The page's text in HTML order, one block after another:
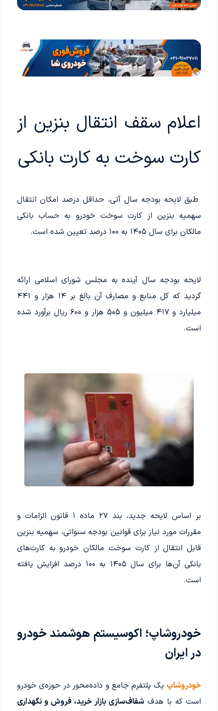
اعلام سقف انتقال بنزین از
کارت سوخت به کارت بانکی
طبق لایحه بودجه سال آتی، حداقل درصد امکان انتقال
سهمیه بنزین از کارت سوخت خودرو به حساب بانکی
مالکان برای سال ۱۴۰۵ به ۱۰۰ درصد تعیین شده است.
لایحه بودجه سال آینده به مجلس شورای اسلامی ارائه
گردید که کل منابع و مصارف آن بالغ بر ۱۴ هزار و ۴۴۱
میلیارد و ۴۱۷ میلیون و ۵۰۵ هزار و ۶۰۰ ریال برآورد شده
است.
بر اساس لایحه جدید، بند ۲۷ ماده ۱ قانون الزامات و
مقررات مورد نیاز برای قوانین بودجه سنواتی، سهمیه بنزین
قابل انتقال از کارت سوخت مالکان خودرو به کارت‌های
بانکی آن‌ها برای سال ۱۴۰۵ به ۱۰۰ درصد افزایش یافته
است.
خودروشاپ؛ اکوسیستم هوشمند خودرو
در ایران
خودروشاپ یک پلتفرم جامع و داده‌محور در حوزه‌ی خودرو
است که با هدف شفاف‌سازی بازار خرید، فروش و نگهداری